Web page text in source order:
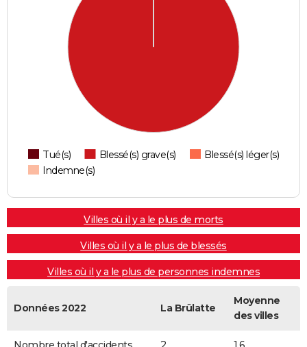
Tué(s) Blessé(s) grave(s)
Blessé(s) léger(s)
Indemne(s)
Villes où il y a le plus de morts
Villes où il y a le plus de blessés
Villes où il y a le plus de personnes indemnes
Données 2022 La Brûlatte
Moyenne
des villes